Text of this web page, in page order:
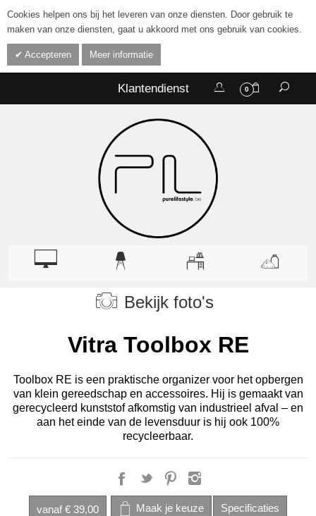
Cookies helpen ons bij het leveren van onze diensten. Door gebruik te
maken van onze diensten, gaat u akkoord met ons gebruik van cookies.
Accepteren Meer informatie
0
Klantendienst
Bekijk foto's
Vitra Toolbox RE
Toolbox RE is een praktische organizer voor het opbergen
van klein gereedschap en accessoires. Hij is gemaakt van
gerecycleerd kunststof afkomstig van industrieel afval – en
aan het einde van de levensduur is hij ook 100%
recycleerbaar.
vanaf € 39,00